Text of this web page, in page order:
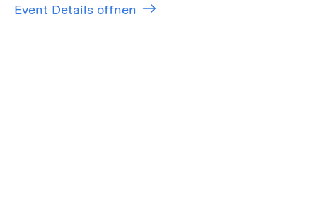
Event Details öffnen